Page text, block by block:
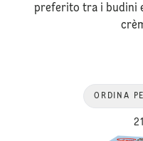
preferito tra i budini
ORDINA